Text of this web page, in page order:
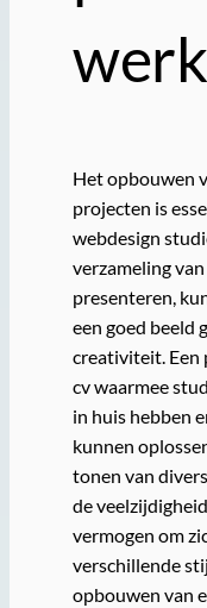
Het opbouwen
projecten is
webdesign
verzameling
presenteren,
een goed beeld
creativiteit. Een
cv waarmee
in huis hebben
kunnen
tonen van
de
vermogen om
verschillende
opbouwen van